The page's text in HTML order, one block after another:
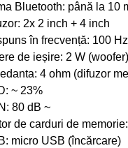
Bluetooth: până la 10
2x 2 inch + 4 inch
în frecvență: 100
de ieșire: 2 W
4 ohm (difuzor
~ 23%
80 dB ~
de carduri de
micro USB (încărcare)